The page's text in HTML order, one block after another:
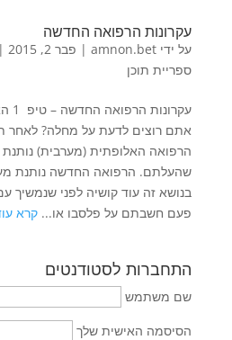
עקרונות הרפואה החדשה
על ידי amnon.bet
| פבר 2, 2015 |
ספריית תוכן
אתם רוצים לדעת על מחלה? לאחר
הרפואה האלופתית (מערבית)
שהעלתם. הרפואה החדשה נותנת
בנושא זה עוד קושיה לפני
פעם חשבתם על פלסבו או... קרא
התחברות לסטודנטים
שם משתמש
הסיסמה האישית שלך